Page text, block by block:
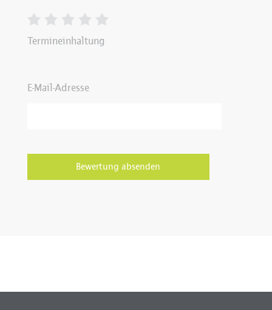
Termineinhaltung
E-Mail-Adresse